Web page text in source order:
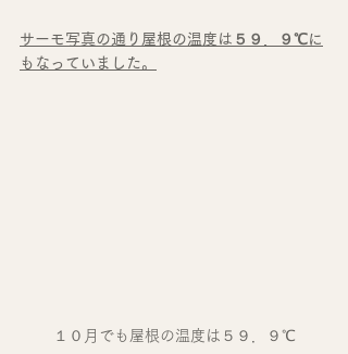
サーモ写真の通り屋根の温度は５９．９℃に
もなっていました。
１０月でも屋根の温度は５９．９℃